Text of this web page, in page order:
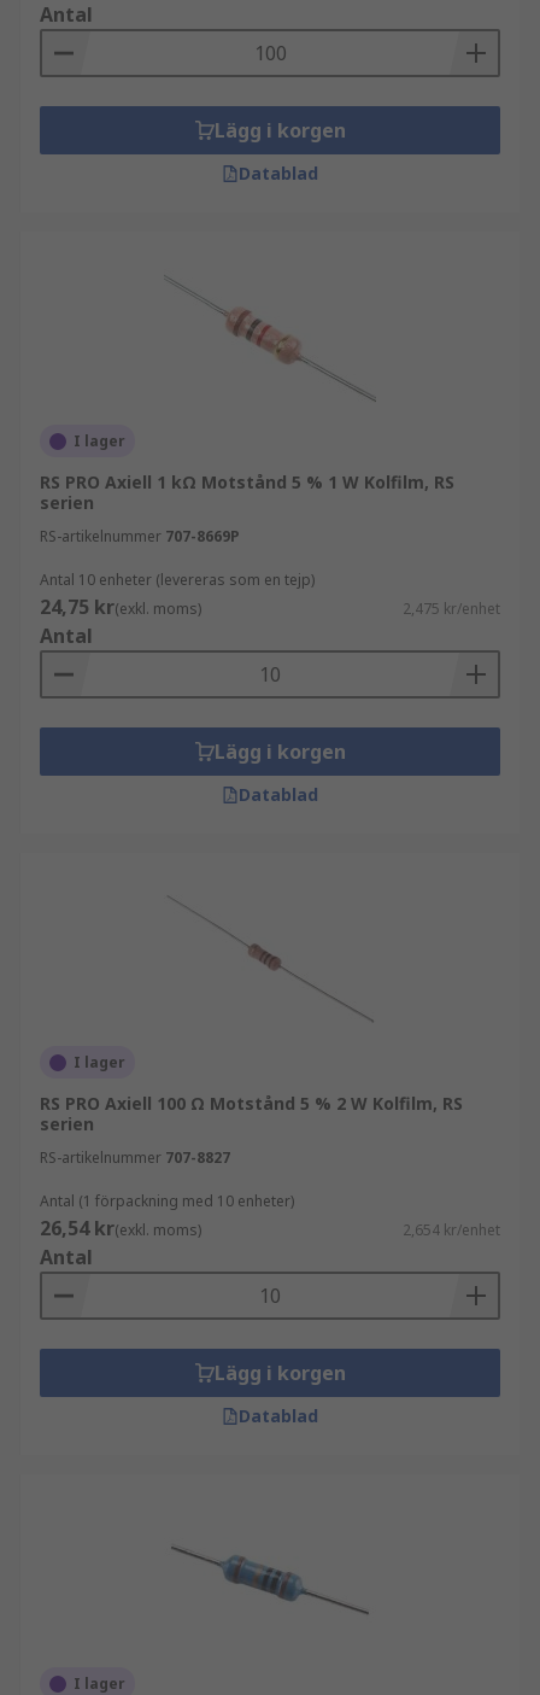
Antal
Lägg i korgen
Datablad
I lager
RS PRO Axiell 1 kΩ Motstånd 5 % 1 W Kolfilm, RS
serien
RS-artikelnummer 707-8669P
Antal 10 enheter (levereras som en tejp)
24,75 kr(exkl. moms) 2,475 kr/enhet
Antal
Lägg i korgen
Datablad
I lager
RS PRO Axiell 100 Ω Motstånd 5 % 2 W Kolfilm, RS
serien
RS-artikelnummer 707-8827
Antal (1 förpackning med 10 enheter)
26,54 kr(exkl. moms) 2,654 kr/enhet
Antal
Lägg i korgen
Datablad
I lager